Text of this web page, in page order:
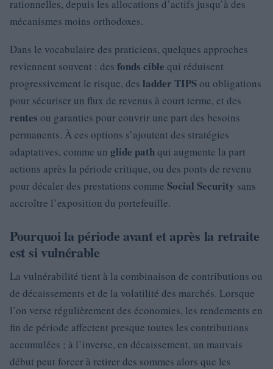
rationnelles, depuis les allocations d’actifs jusqu’à des
mécanismes moins orthodoxes.
Dans le vocabulaire des praticiens, quelques approches
reviennent souvent : des fonds cible qui réduisent
progressivement le risque, des ladder TIPSou obligations
pour sécuriser un flux de revenus à court terme, et des
rentes ou garanties pour couvrir une part des besoins
permanents. À ces options s’ajoutent des stratégies
adaptatives, comme un glide pathqui augmente la part
actions après la période critique, ou des ponts de revenu
pour décaler des prestations comme Social Security sans
accroître l’exposition du portefeuille.
Pourquoi la période avant et après la retraite
est si vulnérable
La vulnérabilité tient à la combinaison de contributions ou
de décaissements et de la volatilité des marchés. Lorsque
l’on verse régulièrement des économies, les rendements en
fin de période affectent presque toutes les contributions
accumulées ; à l’inverse, en décaissement, un mauvais
début peut forcer à retirer des sommes alors que les